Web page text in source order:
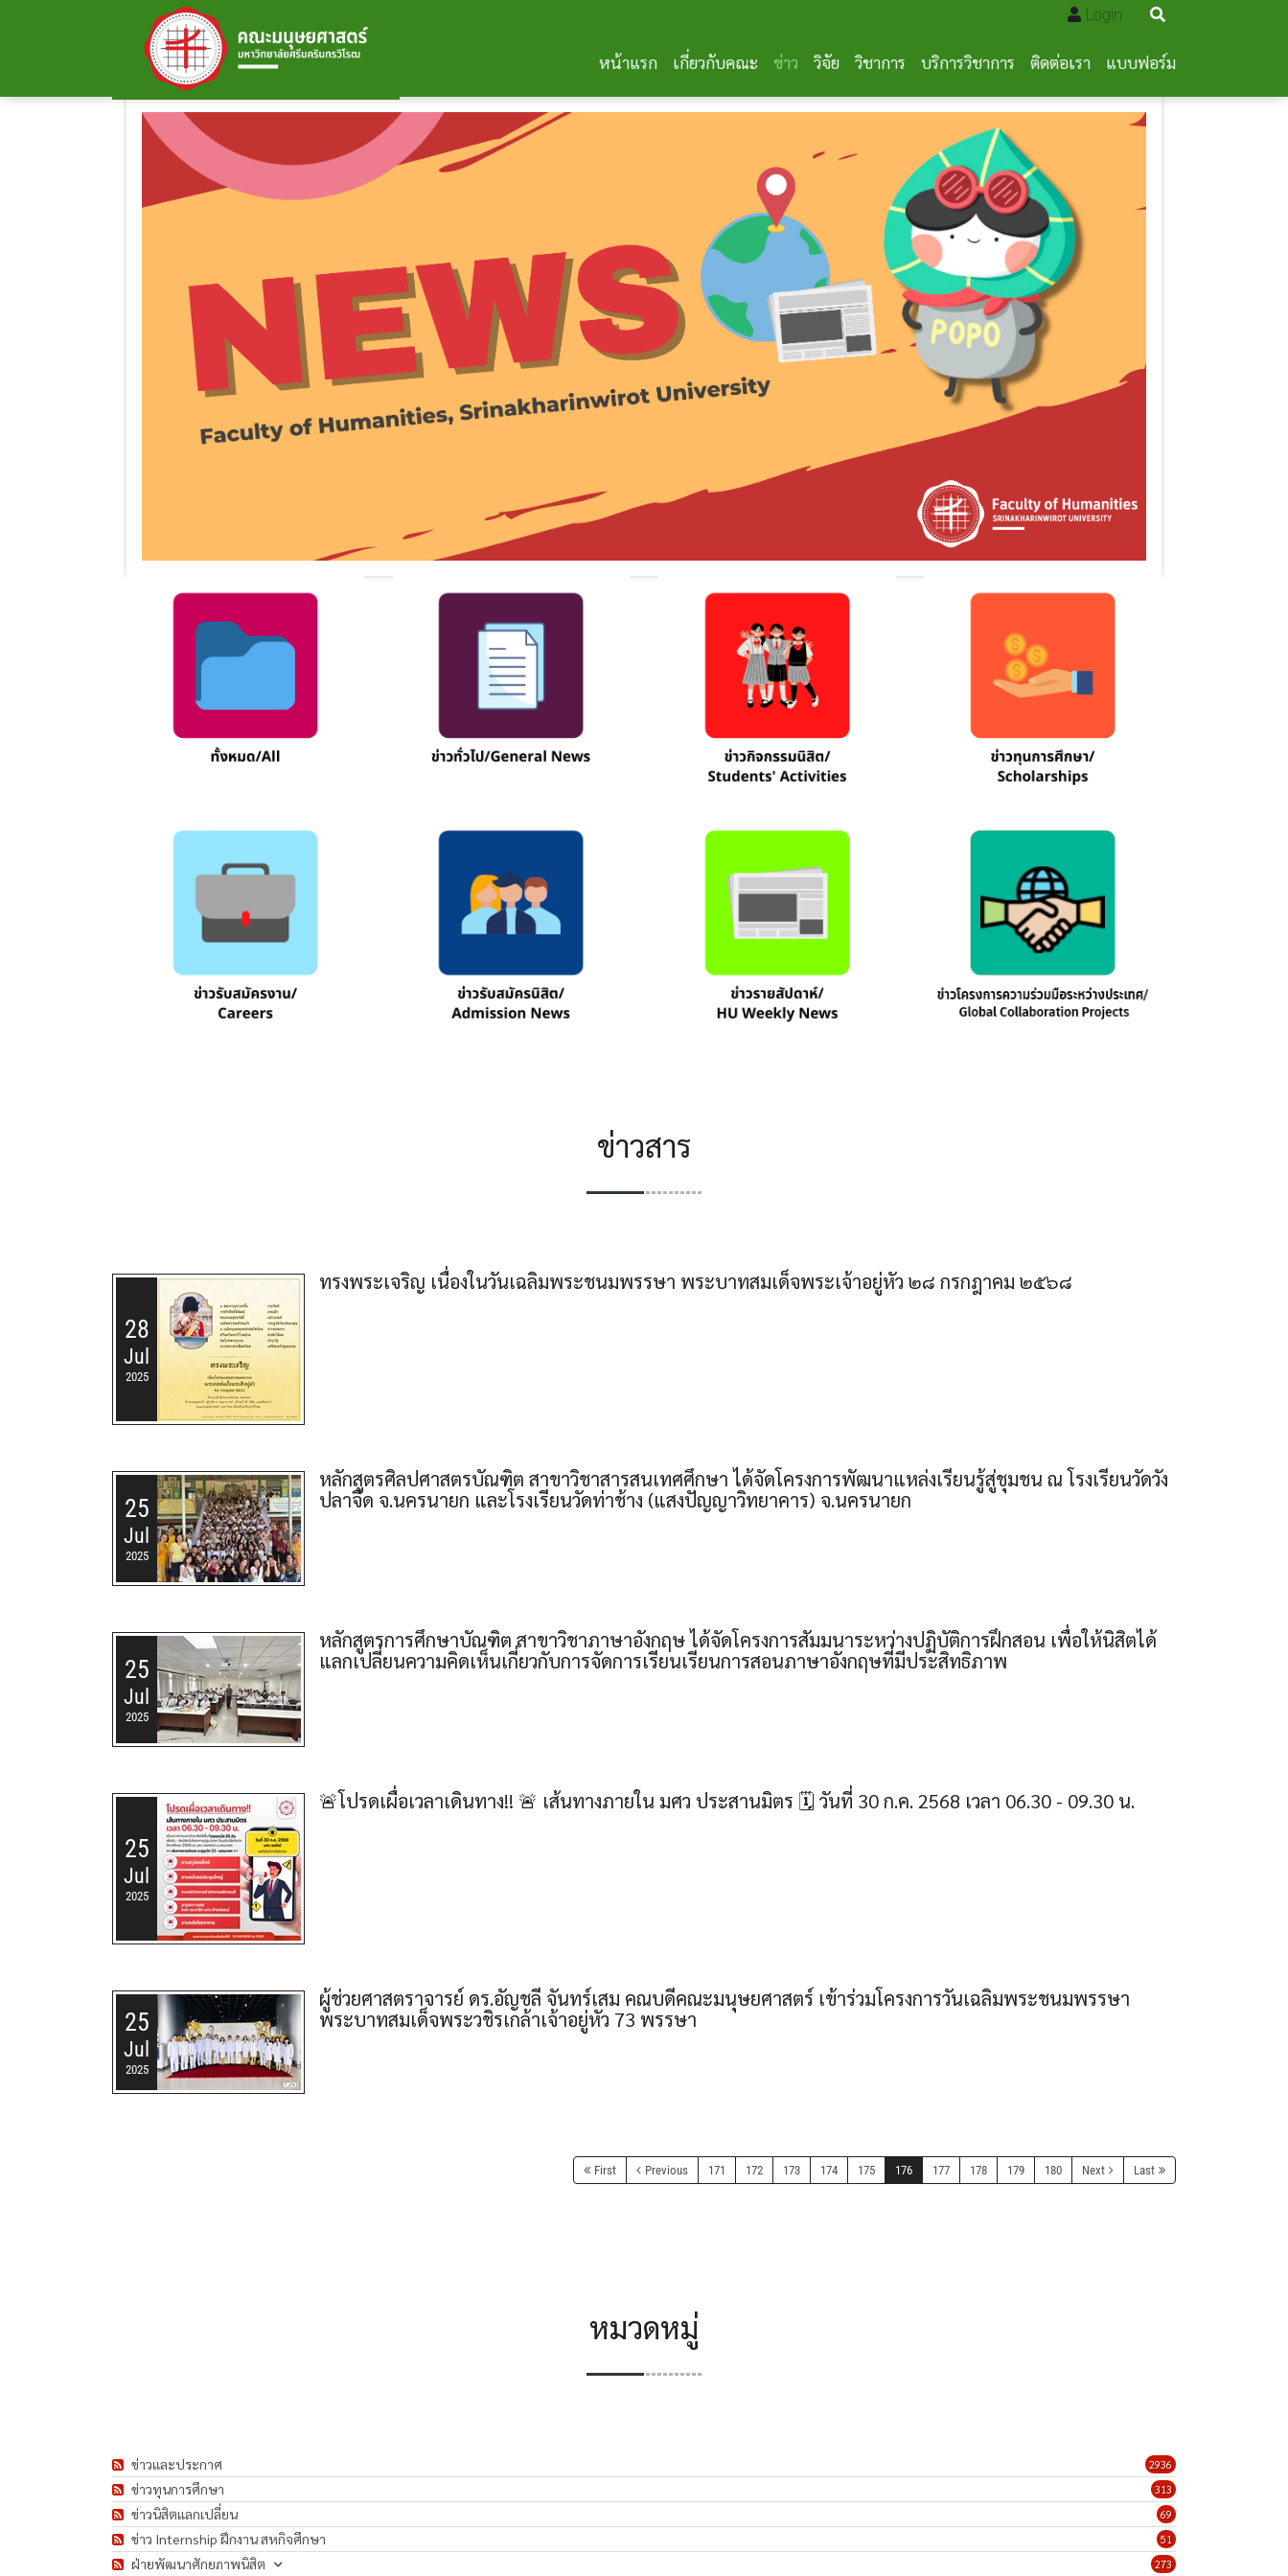
Login
หน้าแรก เกี่ยวกับคณะ ข่าว วิจัย วิชาการ บริการวิชาการ ติดต่อเรา แบบฟอร์ม
ข่าวสาร
28
Jul
2025
ทรงพระเจริญ เนื่องในวันเฉลิมพระชนมพรรษา พระบาทสมเด็จพระเจ้าอยู่หัว ๒๘ กรกฎาคม ๒๕๖๘
25
Jul
2025
หลักสูตรศิลปศาสตรบัณฑิต สาขาวิชาสารสนเทศศึกษา ได้จัดโครงการพัฒนาแหล่งเรียนรู้สู่ชุมชน ณ โรงเรียนวัดวัง
ปลาจีด จ.นครนายก และโรงเรียนวัดท่าช้าง (แสงปัญญาวิทยาคาร) จ.นครนายก
25
Jul
2025
หลักสูตรการศึกษาบัณฑิต สาขาวิชาภาษาอังกฤษ ได้จัดโครงการสัมมนาระหว่างปฏิบัติการฝึกสอน เพื่อให้นิสิตได้
แลกเปลี่ยนความคิดเห็นเกี่ยวกับการจัดการเรียนเรียนการสอนภาษาอังกฤษที่มีประสิทธิภาพ
25
Jul
2025
🚨โปรดเผื่อเวลาเดินทาง!! 🚨 เส้นทางภายใน มศว ประสานมิตร 🗓 วันที่ 30 ก.ค. 2568 เวลา 06.30 - 09.30 น.
25
Jul
2025
ผู้ช่วยศาสตราจารย์ ดร.อัญชลี จันทร์เสม คณบดีคณะมนุษยศาสตร์ เข้าร่วมโครงการวันเฉลิมพระชนมพรรษา
พระบาทสมเด็จพระวชิรเกล้าเจ้าอยู่หัว 73 พรรษา
First Previous 171 172 173 174 175 176 177 178 179 180 Next Last
หมวดหมู่
2936
ข่าวและประกาศ
313
ข่าวทุนการศึกษา
69
ข่าวนิสิตแลกเปลี่ยน
51
ข่าว Internship ฝึกงาน สหกิจศึกษา
273
ฝ่ายพัฒนาศักยภาพนิสิต